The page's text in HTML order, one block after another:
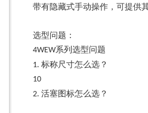
带有隐藏式手动操作，可提供
选型问题：
4WEW系列选型问题
1. 标称尺寸怎么选？
10
2. 活塞图标怎么选？